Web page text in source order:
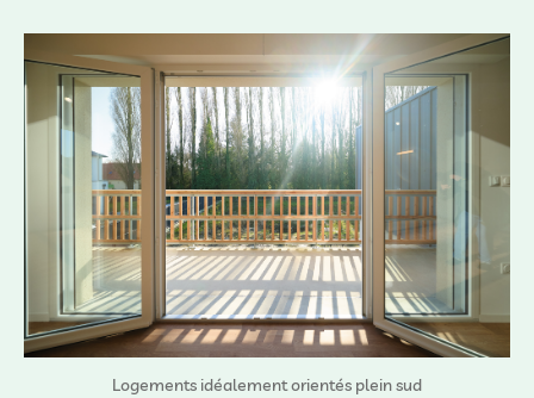
Logements idéalement orientés plein sud